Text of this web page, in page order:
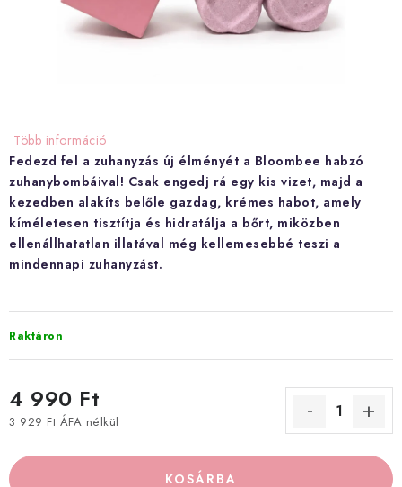
Hogyan vásárolj? Általános szerződési feltételek
Blog
Visszatérítés és termékvisszaküldés
Ismerd meg a Bloombeet!
Több információ
Fedezd fel a zuhanyzás új élményét a Bloombee habzó
zuhanybombáival! Csak engedj rá egy kis vizet, majd a
kezedben alakíts belőle gazdag, krémes habot, amely
kíméletesen tisztítja és hidratálja a bőrt, miközben
ellenállhatatlan illatával még kellemesebbé teszi a
mindennapi zuhanyzást.
Raktáron
4 990 Ft
3 929 Ft ÁFA nélkül
KOSÁRBA